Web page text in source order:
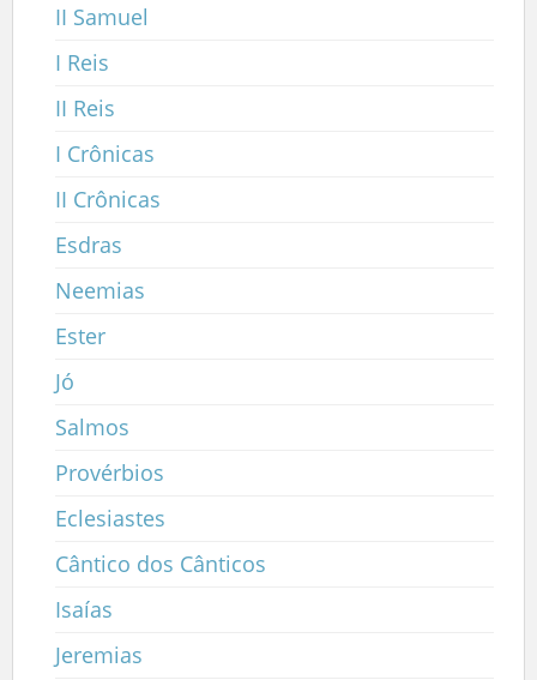
II Samuel
I Reis
II Reis
I Crônicas
II Crônicas
Esdras
Neemias
Ester
Jó
Salmos
Provérbios
Eclesiastes
Cântico dos Cânticos
Isaías
Jeremias